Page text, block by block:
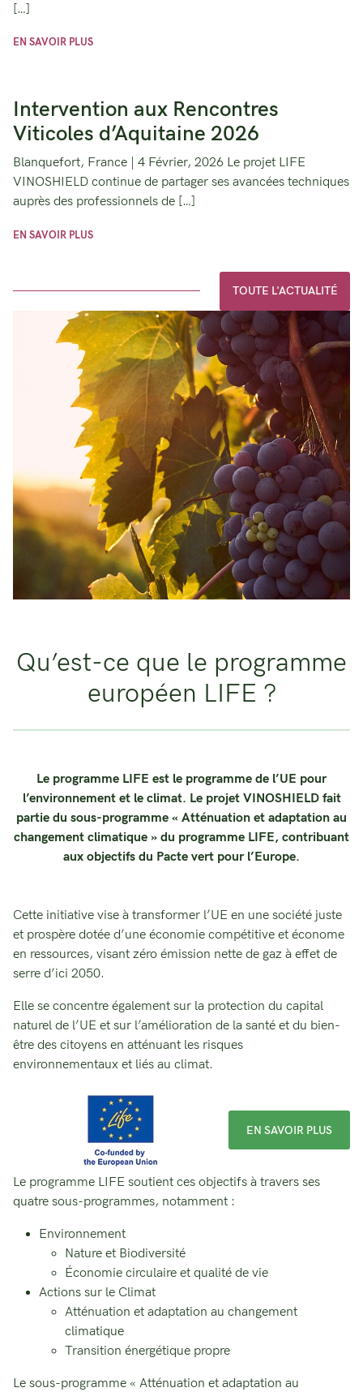
[…]
EN SAVOIR PLUS
Intervention aux Rencontres
Viticoles d’Aquitaine 2026
Blanquefort, France | 4 Février, 2026 Le projet LIFE
VINOSHIELD continue de partager ses avancées techniques
auprès des professionnels de […]
EN SAVOIR PLUS
TOUTE L'ACTUALITÉ
Qu’est-ce que le programme
européen LIFE ?
Le programme LIFE est le programme de l’UE pour
l’environnement et le climat. Le projet VINOSHIELD fait
partie du sous-programme « Atténuation et adaptation au
changement climatique » du programme LIFE, contribuant
aux objectifs du Pacte vert pour l’Europe.
Cette initiative vise à transformer l’UE en une société juste
et prospère dotée d’une économie compétitive et économe
en ressources, visant zéro émission nette de gaz à effet de
serre d’ici 2050.
Elle se concentre également sur la protection du capital
naturel de l’UE et sur l’amélioration de la santé et du bien-
être des citoyens en atténuant les risques
environnementaux et liés au climat.
EN SAVOIR PLUS
Le programme LIFE soutient ces objectifs à travers ses
quatre sous-programmes, notamment :
Environnement
Nature et Biodiversité
Économie circulaire et qualité de vie
Actions sur le Climat
Atténuation et adaptation au changement
climatique
Transition énergétique propre
Le sous-programme « Atténuation et adaptation au